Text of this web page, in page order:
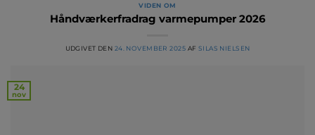
VIDEN OM
Håndværkerfradrag varmepumper 2026
UDGIVET DEN 24. NOVEMBER 2025 AF SILAS NIELSEN
24
nov